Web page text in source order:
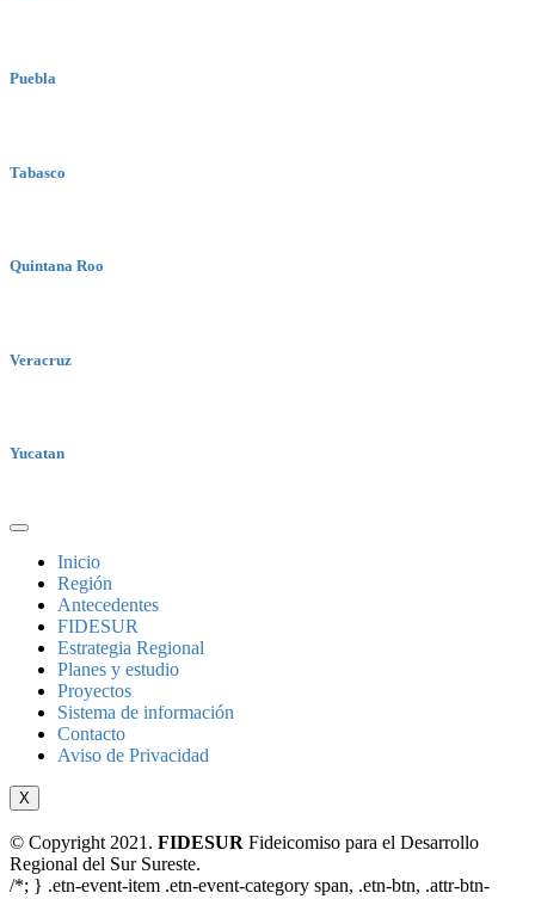
Puebla
Tabasco
Quintana Roo
Veracruz
Yucatan
Inicio
Región
Antecedentes
FIDESUR
Estrategia Regional
Planes y estudio
Proyectos
Sistema de información
Contacto
Aviso de Privacidad
X
© Copyright 2021. FIDESUR Fideicomiso para el Desarrollo
Regional del Sur Sureste.
/*; } .etn-event-item .etn-event-category span, .etn-btn, .attr-btn-